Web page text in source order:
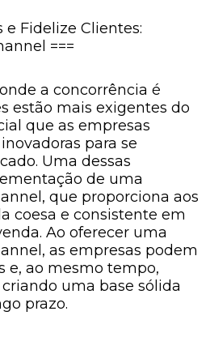
Fidelize Clientes:
===
a concorrência é
estão mais exigentes do
que as empresas
para se
Uma dessas
de uma
que proporciona aos
coesa e consistente em
Ao oferecer uma
as empresas podem
e, ao mesmo tempo,
uma base sólida
prazo.